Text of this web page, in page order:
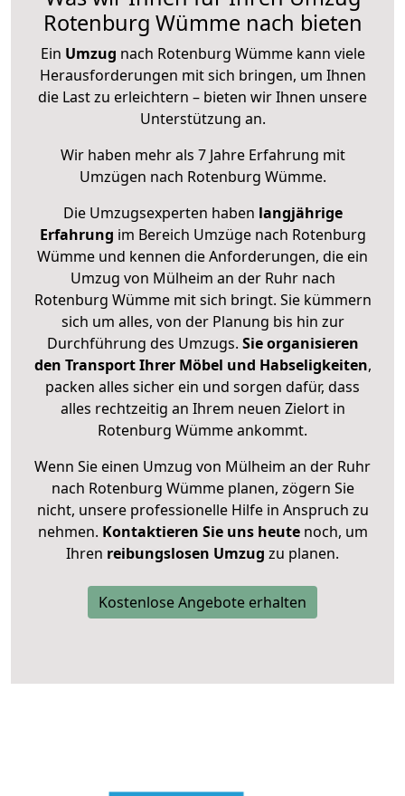
Rotenburg Wümme nach bieten
Ein Umzug nach Rotenburg Wümme kann viele
Herausforderungen mit sich bringen, um Ihnen
die Last zu erleichtern – bieten wir Ihnen unsere
Unterstützung an.
Wir haben mehr als 7 Jahre Erfahrung mit
Umzügen nach Rotenburg Wümme.
Die Umzugsexperten haben langjährige
Erfahrung im Bereich Umzüge nach Rotenburg
Wümme und kennen die Anforderungen, die ein
Umzug von Mülheim an der Ruhr nach
Rotenburg Wümme mit sich bringt. Sie kümmern
sich um alles, von der Planung bis hin zur
Durchführung des Umzugs. Sie organisieren
den Transport Ihrer Möbel und Habseligkeiten,
packen alles sicher ein und sorgen dafür, dass
alles rechtzeitig an Ihrem neuen Zielort in
Rotenburg Wümme ankommt.
Wenn Sie einen Umzug von Mülheim an der Ruhr
nach Rotenburg Wümme planen, zögern Sie
nicht, unsere professionelle Hilfe in Anspruch zu
nehmen. Kontaktieren Sie uns heutenoch, um
Ihren reibungslosen Umzug zu planen.
Kostenlose Angebote erhalten